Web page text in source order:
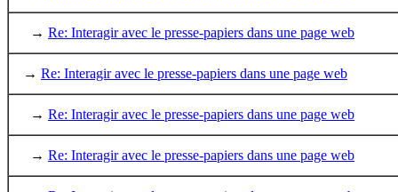
→ Re: Interagir avec le presse-papiers dans une page web
→ Re: Interagir avec le presse-papiers dans une page web
→ Re: Interagir avec le presse-papiers dans une page web
→ Re: Interagir avec le presse-papiers dans une page web